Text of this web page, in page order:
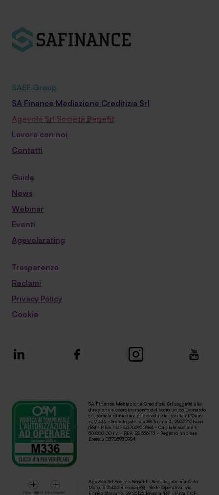
SAEF Group
SA Finance Mediazione Creditizia Srl
Agevola Srl Società Benefit
Lavora con noi
Contatti
Guide
News
Webinar
Eventi
Agevolarating
Trasparenza
Reclami
Privacy Policy
Cookie
SA Finance Mediazione Creditizia Srl soggetta alla
direzione e coordinamento del socio unico Leonardo
srl, società di mediazione creditizia iscritta all'Oam
n.M336 - Sede legale: via SS Trinità 3, 25032 Chiari
(BS) - P.iva / CF 03705930984 - Capitale Sociale €
50.000,00 i.v. - REA BS 556113 - Registro Imprese
Brescia 03705930984
Agevola Srl Società Benefit - Sede legale: via Aldo
Moro, 5 25124 Brescia (BS) - Sede Operativa: via
Enrico Stassano, 29 25125 Brescia (BS) - P.iva / CF: